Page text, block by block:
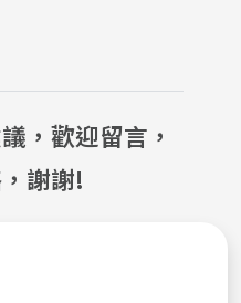
，歡迎留言，
謝謝!